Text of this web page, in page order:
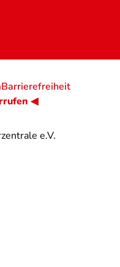
e.V.
Barrierefreiheit
◀